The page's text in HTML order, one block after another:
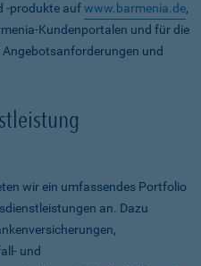
-produkte aufwww.barmenia.de,
Kundenportalen und für die
und
wir ein umfassendes Portfolio
an. Dazu
und